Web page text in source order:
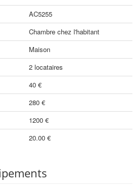
AC5255
Chambre chez l'habitant
Maison
2 locataires
40 €
280 €
1200 €
20.00 €